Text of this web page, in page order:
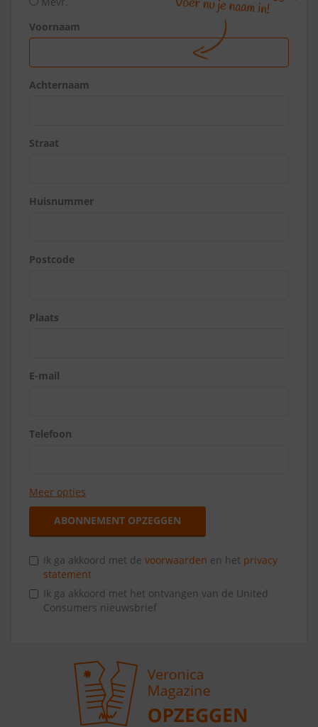
Voornaam
Achternaam
Straat
Huisnummer
Postcode
Plaats
E-mail
Telefoon
Meer opties
ABONNEMENT OPZEGGEN
Ik ga akkoord met de voorwaarden en het privacy
statement
Ik ga akkoord met het ontvangen van de United
Consumers nieuwsbrief